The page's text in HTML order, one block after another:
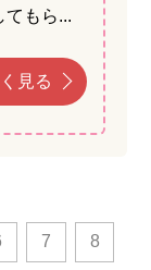
てもら...
見る
7 8